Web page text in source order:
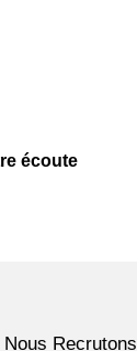
écoute
Nous Recrutons